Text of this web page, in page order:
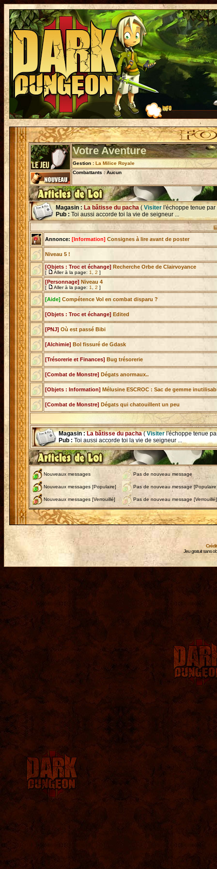
Votre Aventure
Gestion : La Milice Royale
Combattants : Aucun
Magasin : La bâtisse du pacha ( Visiter l'échoppe tenue par
Pub : Toi aussi accorde toi la vie de seigneur ...
Enchère
Annonce: [Information] Consignes à lire avant de poster
Niveau 5 !
[Objets : Troc et échange] Recherche Orbe de Clairvoyance
[ Aller à la page: 1 2 ]
[Personnage] Niveau 4
[ Aller à la page: 1 2 ]
[Aide] Compétence Vol en combat disparu ?
[Objets : Troc et échange] Edited
[PNJ] Où est passé Bibi
[Alchimie] Bol fissuré de Gdask
[Trésorerie et Finances] Bug trésorerie
[Combat de Monstre] Dégats anormaux..
[Objets : Information] Mélusine ESCROC : Sac de gemme
[Combat de Monstre] Dégats qui chatouillent un peu
Magasin :La bâtisse du pacha(Visiterl'échoppe tenue
Pub : Toi aussi accorde toi la vie de seigneur ...
Nouveaux messages Pas de nouveau message
Nouveaux messages [Populaire] Pas de nouveau message
Nouveaux messages [Verrouillé] Pas de nouveau message [Verrouillé]
Jeu gratuit sans